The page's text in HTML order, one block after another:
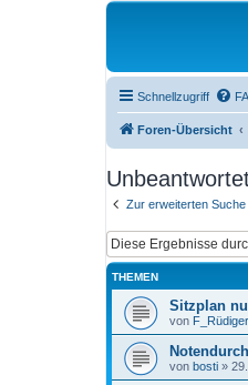
Schnellzugriff
Foren-Übersicht
Zur erweiterten Suche
THEMEN
Sitzplan
von F_Rüdiger
von bosti »